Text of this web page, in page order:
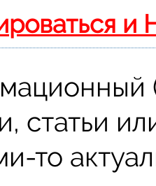
и
статьи
то